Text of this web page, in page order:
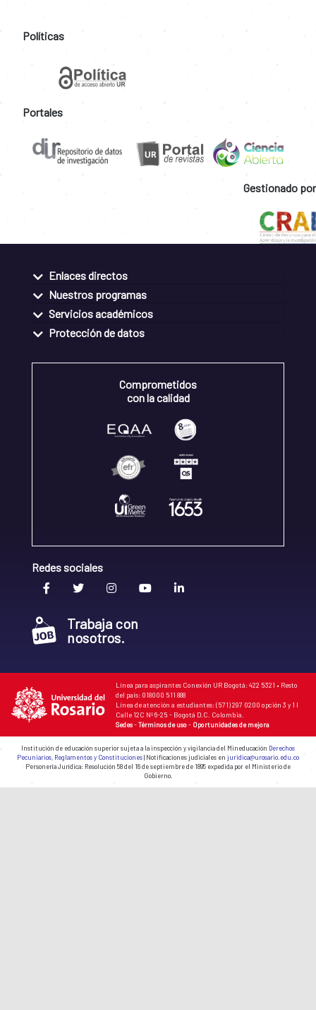
Políticas
Portales
Gestionado por
Enlaces directos
Nuestros programas
Servicios académicos
Protección de datos
Comprometidos
con la calidad
Redes sociales
Trabaja con
nosotros.
Línea para aspirantes Conexión UR Bogotá: 422 5321 • Resto
del país: 018000 511 888
Línea de atención a estudiantes: (571) 297 0200 opción 3 y 1 I
Calle 12C Nº 6-25 - Bogotá D.C. Colombia.
Sedes-Términos de uso- Oportunidades de mejora
Institución de educación superior sujeta a la inspección y vigilancia del Mineducación Derechos
Pecuniarios, Reglamentos y Constituciones| Notificaciones judiciales en juridica@urosario.edu.co
Personería Jurídica: Resolución 58 del 16 de septiembre de 1895 expedida por el Ministerio de
Gobierno.